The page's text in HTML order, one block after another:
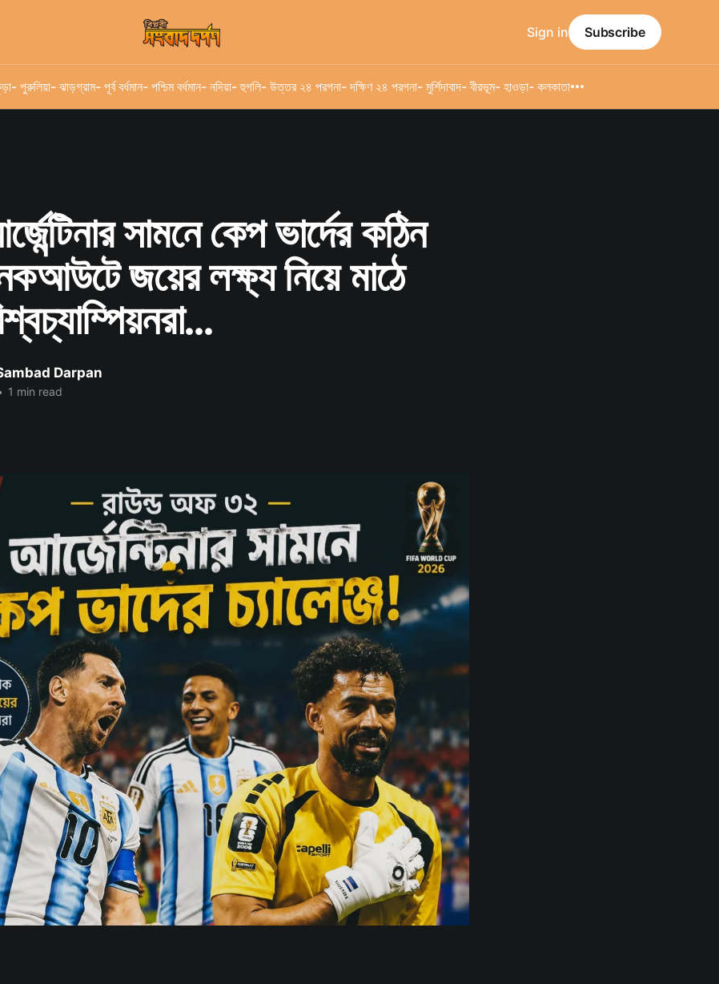
- পুরুলিয়া- ঝাড়গ্রাম- পূর্ব বর্ধমান- পশ্চিম বর্ধমান- নদিয়া- হুগলি- উত্তর ২৪ পরগনা- দক্ষিণ ২৪ পরগনা- মুর্শিদাবাদ- বীরভূম- হাওড়া- কলকাতা
Sign in Subscribe
সামনে কেপ ভার্দের কঠিন
জয়ের লক্ষ্য নিয়ে মাঠে
Darpan
1 min read